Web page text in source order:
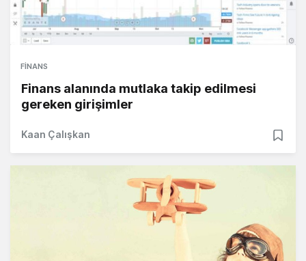
FINANS
Finans alanında mutlaka takip edilmesi
gereken girişimler
Kaan Çalışkan